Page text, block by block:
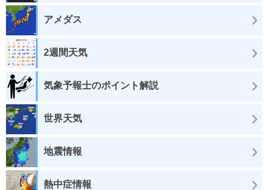
アメダス
2週間天気
気象予報士のポイント解説
世界天気
地震情報
熱中症情報